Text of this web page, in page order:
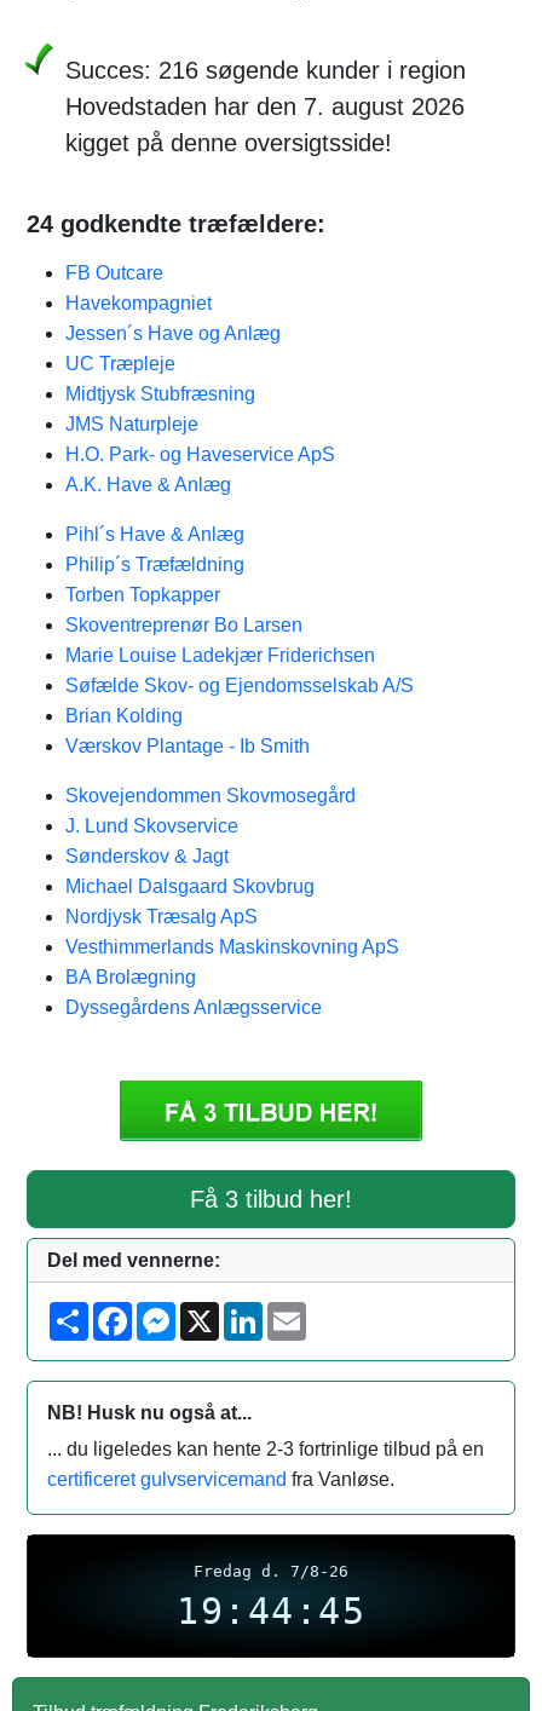
Succes: 216 søgende kunder i region
Hovedstaden har den 7. august 2026
kigget på denne oversigtsside!
24 godkendte træfældere:
FB Outcare
Havekompagniet
Jessen´s Have og Anlæg
UC Træpleje
Midtjysk Stubfræsning
JMS Naturpleje
H.O. Park- og Haveservice ApS
A.K. Have & Anlæg
Pihl´s Have & Anlæg
Philip´s Træfældning
Torben Topkapper
Skoventreprenør Bo Larsen
Marie Louise Ladekjær Friderichsen
Søfælde Skov- og Ejendomsselskab A/S
Brian Kolding
Værskov Plantage - Ib Smith
Skovejendommen Skovmosegård
J. Lund Skovservice
Sønderskov & Jagt
Michael Dalsgaard Skovbrug
Nordjysk Træsalg ApS
Vesthimmerlands Maskinskovning ApS
BA Brolægning
Dyssegårdens Anlægsservice
Få 3 tilbud her!
Del med vennerne:
S
h
e
F
b
o
k
M
e
n
g
e
X
L
e
n
l
NB! Husk nu også at...
... du ligeledes kan hente 2-3 fortrinlige tilbud på en
certificeret gulvservicemand fra Vanløse.
Fredag d. 7/8-26
19:44:46